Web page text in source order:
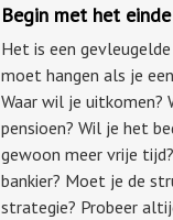
Begin met het
Het is een
moet hangen als je
Waar wil je uitkomen?
pensioen? Wil je het
gewoon meer vrije
bankier? Moet je de
strategie? Probeer